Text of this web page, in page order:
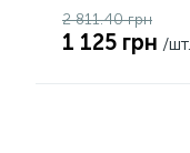
2 811.40 грн
1 125 грн /шт.